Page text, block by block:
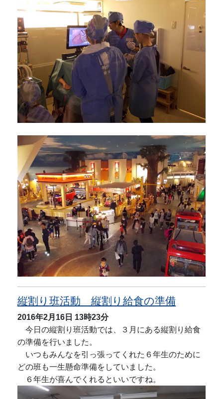
縦割り班活動 縦割り給食の準備
2016年2月16日 13時23分
今日の縦割り班活動では、３月にある縦割り給食
の準備を行いました。
いつもみんなを引っ張ってくれた６年生のために
どの班も一生懸命準備をしていました。
６年生が喜んでくれるといいですね。